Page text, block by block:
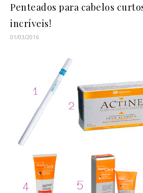
Penteados para cabelos
incríveis!
01/03/2016